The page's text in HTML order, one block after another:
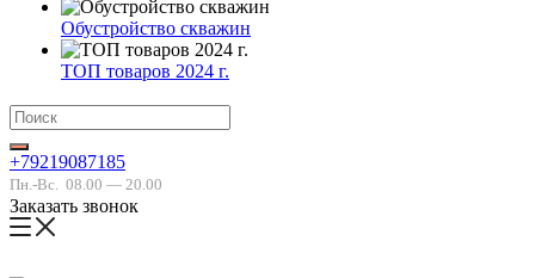
Обустройство скважин
ТОП товаров 2024 г.
+79219087185
Пн.-Вс. 08.00 — 20.00
Заказать звонок